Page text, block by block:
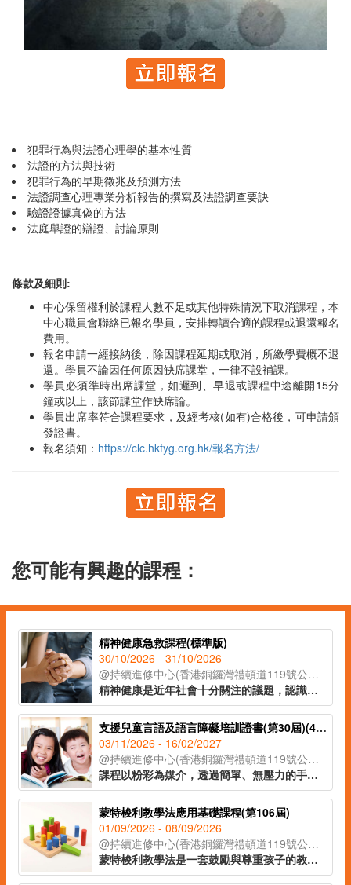
犯罪行為與法證心理學的基本性質
法證的方法與技術
犯罪行為的早期徵兆及預測方法
法證調查心理專業分析報告的撰寫及法證調查要訣
驗證證據真偽的方法
法庭舉證的辯證、討論原則
條款及細則:
中心保留權利於課程人數不足或其他特殊情況下取消課程，本
中心職員會聯絡已報名學員，安排轉讀合適的課程或退還報名
費用。
報名申請一經接納後，除因課程延期或取消，所繳學費概不退
還。學員不論因任何原因缺席課堂，一律不設補課。
學員必須準時出席課堂，如遲到、早退或課程中途離開15分
鐘或以上，該節課堂作缺席論。
學員出席率符合課程要求，及經考核(如有)合格後，可申請頒
發證書。
報名須知： https://clc.hkfyg.org.hk/報名方法/
您可能有興趣的課程：
精神健康急救課程(標準版)
30/10/2026 - 31/10/2026
@持續進修中心(香港銅鑼灣禮頓道119號公理堂大樓21-23樓)
精神健康是近年社會十分關注的議題，認識精神健康急救知識，能夠助人自助，有效提升大眾的精神健康狀態。課程旨在教導學員如何辨識身邊人的精神健康問題、如何展開介入工作(ALGEE)，以及如何協助當事人運用社區資源，為受情緒或精神困擾的人士提供支援。
支援兒童言語及語言障礙培訓證書(第30屆)(41C154702)
03/11/2026 - 16/02/2027
@持續進修中心(香港銅鑼灣禮頓道119號公理堂大樓21-23樓)
課程以粉彩為媒介，透過簡單、無壓力的手指繪畫技巧，即使是零繪畫經驗的學員亦能輕鬆掌握。課程內容涵蓋和諧粉彩的起源、基礎技法、創作技巧與色彩心理學入門，並引導學員完成八幅具有主題意涵的創作作品。透過溫柔的粉彩色調與富啟發性的圖像構圖，讓學員在創作中感受內在平靜與情緒釋放，並學習如何運用藝術作為自我表達與情緒調節的工具，達致身心靈的平衡與和諧。
蒙特梭利教學法應用基礎課程(第106屆)
01/09/2026 - 08/09/2026
@持續進修中心(香港銅鑼灣禮頓道119號公理堂大樓21-23樓)
蒙特梭利教學法是一套鼓勵與尊重孩子的教學方法。透過現實環境和教學工具，讓孩子親身體驗，主動探索，發展個人潛能。課程教授家長及幼兒教育工作者認識兒童敏感期的特徵，按不同階段的學習特徵安排教學活動，讓學習獲得最大的成效。